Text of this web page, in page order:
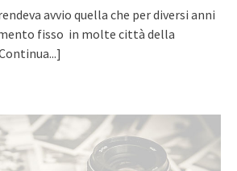
avvio quella che per diversi anni
fisso in molte città della